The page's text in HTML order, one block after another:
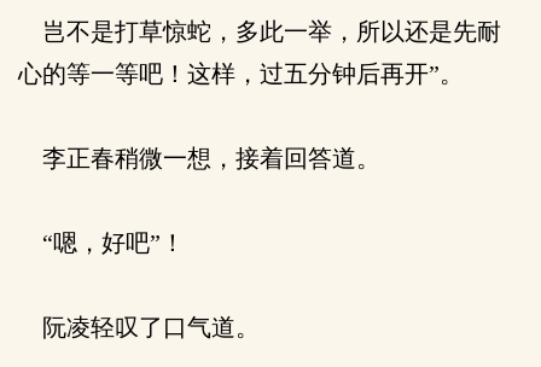
岂不是打草惊蛇，多此一举，所以还是先耐
心的等一等吧！这样，过五分钟后再开”。
李正春稍微一想，接着回答道。
“嗯，好吧”！
阮凌轻叹了口气道。